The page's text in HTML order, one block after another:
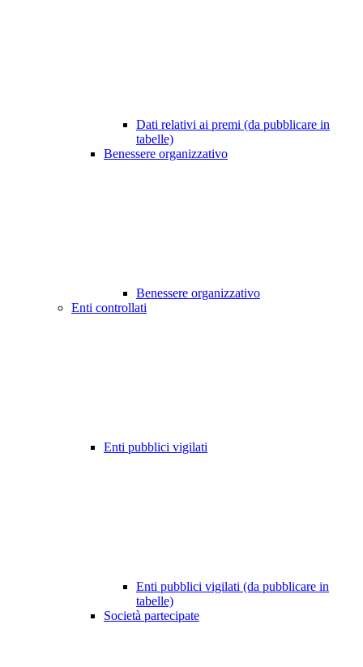
Dati relativi ai premi (da pubblicare in
tabelle)
Benessere organizzativo
Benessere organizzativo
Enti controllati
Enti pubblici vigilati
Enti pubblici vigilati (da pubblicare in
tabelle)
Società partecipate